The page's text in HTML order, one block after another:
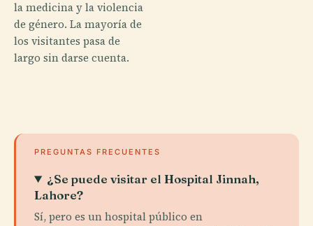
la medicina y la violencia
de género. La mayoría de
los visitantes pasa de
largo sin darse cuenta.
PREGUNTAS FRECUENTES
¿Se puede visitar el Hospital Jinnah,
Lahore?
Sí, pero es un hospital público en